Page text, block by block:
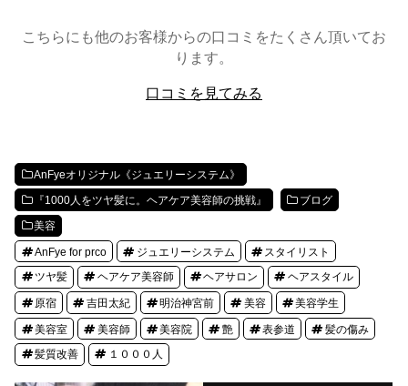
こちらにも他のお客様からの口コミをたくさん頂いてお
ります。
口コミを見てみる
AnFyeオリジナル《ジュエリーシステム》
『1000人をツヤ髪に。ヘアケア美容師の挑戦』 ブログ
美容
AnFye for prco ジュエリーシステム スタイリスト
ツヤ髪 ヘアケア美容師 ヘアサロン ヘアスタイル
原宿 吉田太紀 明治神宮前 美容 美容学生
美容室 美容師 美容院 艶 表参道 髪の傷み
髪質改善 １０００人